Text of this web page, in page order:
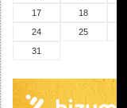
17
18
24
25
31